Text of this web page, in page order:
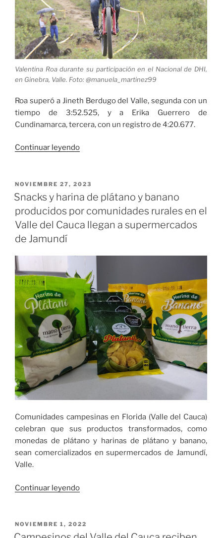
Valentina Roa durante su participación en el Nacional de DHI,
en Ginebra, Valle. Foto: @manuela_martinez99
Roa superó a Jineth Berdugo del Valle, segunda con un
tiempo de 3:52.525, y a Erika Guerrero de
Cundinamarca, tercera, con un registro de 4:20.677.
Continuar leyendo«Sebastián
Valentina
Roa
campeones
en
modalidad
Downhill»
PUBLICADO
EL
NOVIEMBRE 27, 2023
Snacks y harina de plátano y banano
producidos por comunidades rurales en el
Valle del Cauca llegan a supermercados
de Jamundí
Comunidades campesinas en Florida (Valle del Cauca)
celebran que sus productos transformados, como
monedas de plátano y harinas de plátano y banano,
sean comercializados en supermercados de Jamundí,
Valle.
Continuar leyendo«Snacks
de
plátano
PUBLICADO
EL
NOVIEMBRE 1, 2022